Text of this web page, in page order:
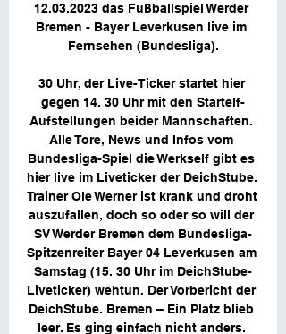
12.03.2023 das Fußballspiel Werder
Bremen - Bayer Leverkusen live im
Fernsehen (Bundesliga).
30 Uhr, der Live-Ticker startet hier
gegen 14. 30 Uhr mit den Startelf-
Aufstellungen beider Mannschaften.
Alle Tore, News und Infos vom
Bundesliga-Spiel die Werkself gibt es
hier live im Liveticker der DeichStube.
Trainer Ole Werner ist krank und droht
auszufallen, doch so oder so will der
SV Werder Bremen dem Bundesliga-
Spitzenreiter Bayer 04 Leverkusen am
Samstag (15. 30 Uhr im DeichStube-
Liveticker) wehtun. Der Vorbericht der
DeichStube. Bremen – Ein Platz blieb
leer. Es ging einfach nicht anders.